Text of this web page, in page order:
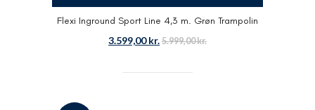
Flexi Inground Sport Line 4,3 m. Grøn Trampolin
3.599,00kr. 5.999,00kr.